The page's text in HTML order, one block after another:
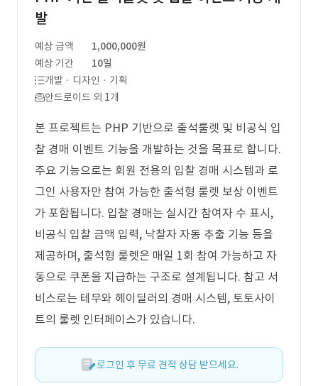
발
예상 금액
1,000,000원
예상 기간
10일
개발 · 디자인 · 기획
안드로이드 외 1개
본 프로젝트는 PHP 기반으로 출석룰렛 및 비공식 입
찰 경매 이벤트 기능을 개발하는 것을 목표로 합니다.
주요 기능으로는 회원 전용의 입찰 경매 시스템과 로
그인 사용자만 참여 가능한 출석형 룰렛 보상 이벤트
가 포함됩니다. 입찰 경매는 실시간 참여자 수 표시,
비공식 입찰 금액 입력, 낙찰자 자동 추출 기능 등을
제공하며, 출석형 룰렛은 매일 1회 참여 가능하고 자
동으로 쿠폰을 지급하는 구조로 설계됩니다. 참고 서
비스로는 테무와 헤이딜러의 경매 시스템, 토토사이
트의 룰렛 인터페이스가 있습니다.
로그인 후 무료 견적 상담 받으세요.